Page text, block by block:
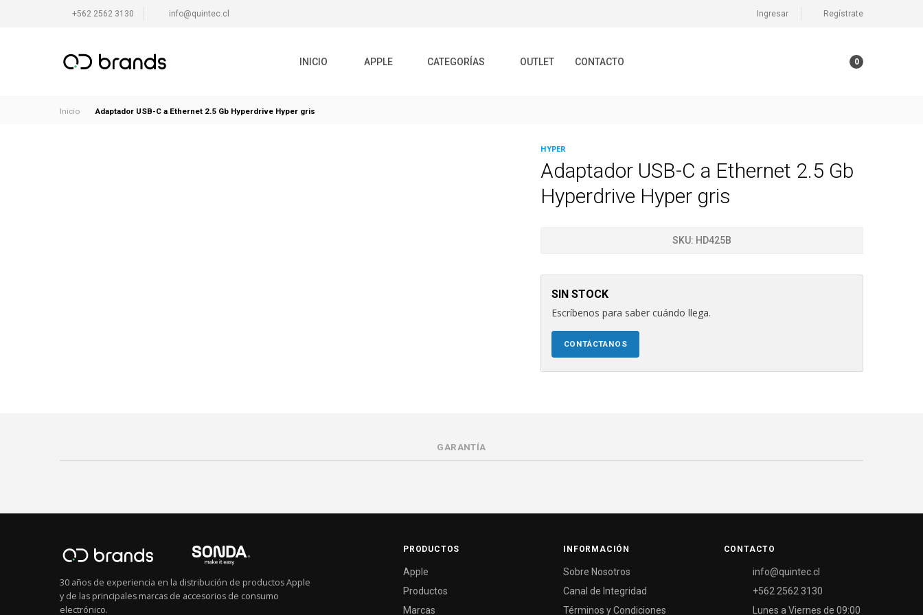
+562 2562 3130 info@quintec.cl Ingresar Regístrate
INICIO APPLE CATEGORÍAS OUTLET CONTACTO 0
Inicio Adaptador USB-C a Ethernet 2.5 Gb Hyperdrive Hyper gris
HYPER
Adaptador USB-C a Ethernet 2.5 Gb
Hyperdrive Hyper gris
SKU: HD425B
SIN STOCK
Escríbenos para saber cuándo llega.
CONTÁCTANOS
GARANTÍA
30 años de experiencia en la distribución de productos Apple
y de las principales marcas de accesorios de consumo
electrónico.
PRODUCTOS
Apple
Productos
Marcas
INFORMACIÓN
Sobre Nosotros
Canal de Integridad
Términos y Condiciones
CONTACTO
info@quintec.cl
+562 2562 3130
Lunes a Viernes de 09:00